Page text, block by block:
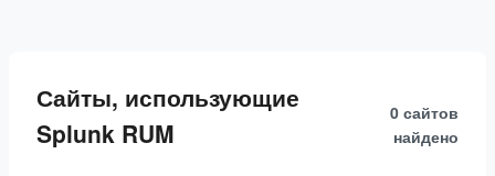
Сайты, использующие
Splunk RUM
0 сайтов
найдено